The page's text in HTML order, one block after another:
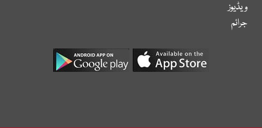
ویڈیوز
جرائم